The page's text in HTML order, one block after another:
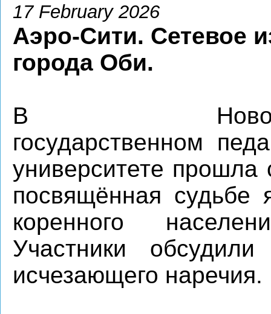
17 February 2026
Аэро-Сити. Сетевое
города Оби.
В
государственном
университете прошла
посвящённая судьбе
коренного
Участники
исчезающего наречия.